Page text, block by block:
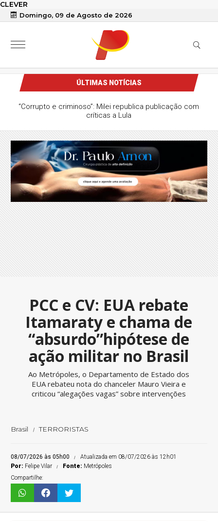
CLEVER
Domingo, 09 de Agosto de 2026
ÚLTIMAS NOTÍCIAS
de Lula e Alcolumbre para
PCC e CV: EUA rebate
Itamaraty e chama de
“absurdo”hipótese de
ação militar no Brasil
Ao Metrópoles, o Departamento de Estado dos
EUA rebateu nota do chanceler Mauro Vieira e
criticou “alegações vagas” sobre intervenções
Brasil TERRORISTAS
08/07/2026 às 05h00
Atualizada em 08/07/2026 às 12h01
Por: Felipe Vilar Fonte: Metrópoles
Compartilhe: